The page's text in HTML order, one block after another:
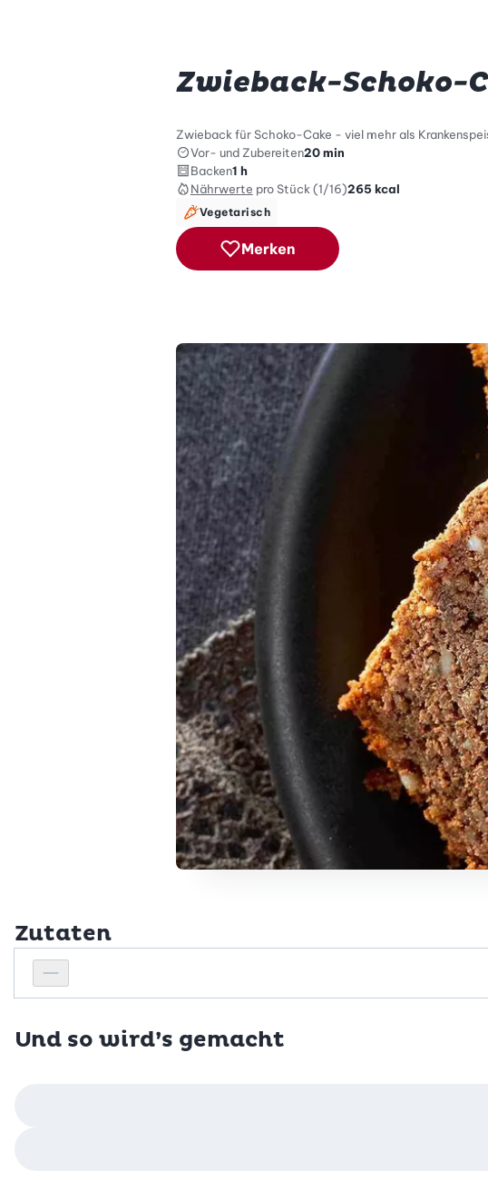
Zwieback-Schoko-
Zwieback für Schoko-Cake - viel mehr als
Vor- und Zubereiten20 min
Backen1 h
Nährwerte pro Stück (1/16)265 kcal
Vegetarisch
Merken
Zutaten
Personenanzahl verringern
Personenanzahl
Und so wird’s gemacht